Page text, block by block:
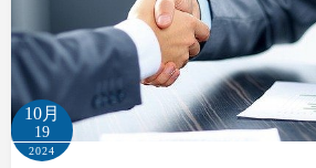
10月
19
2024